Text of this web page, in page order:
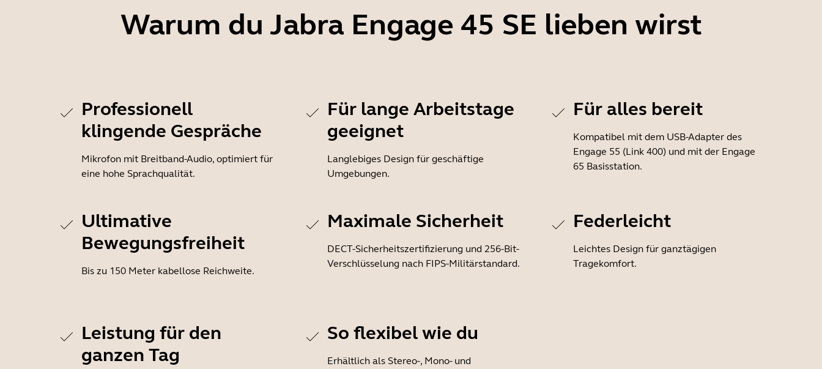
Warum du Jabra Engage 45 SE lieben wirst
Professionell
klingende Gespräche
Mikrofon mit Breitband-Audio, optimiert für
eine hohe Sprachqualität.
Für lange Arbeitstage
geeignet
Langlebiges Design für geschäftige
Umgebungen.
Für alles bereit
Kompatibel mit dem USB-Adapter des
Engage 55 (Link 400) und mit der Engage
65 Basisstation.
Ultimative
Bewegungsfreiheit
Bis zu 150 Meter kabellose Reichweite.
Maximale Sicherheit
DECT-Sicherheitszertifizierung und 256-Bit-
Verschlüsselung nach FIPS-Militärstandard.
Federleicht
Leichtes Design für ganztägigen
Tragekomfort.
Leistung für den
ganzen Tag
So flexibel wie du
Erhältlich als Stereo-, Mono- und